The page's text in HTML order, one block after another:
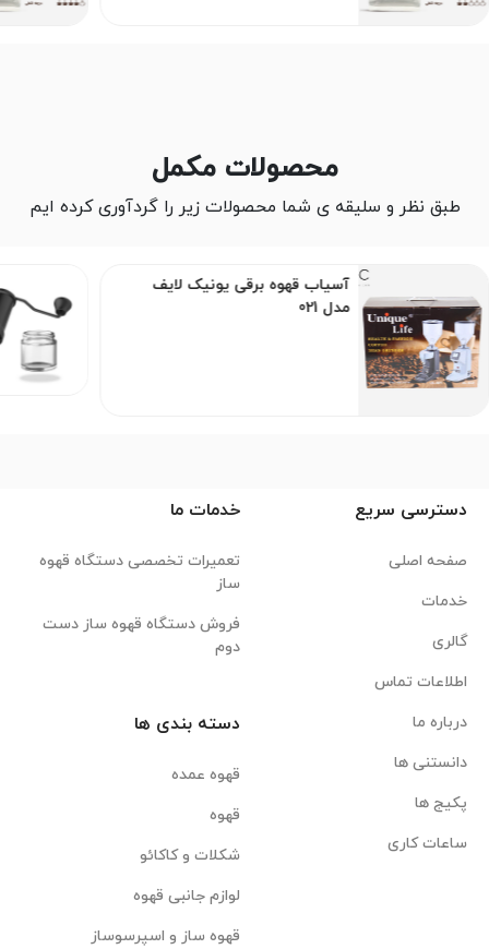
محصولات مکمل
طبق نظر و سلیقه ی شما محصولات زیر را گردآوری کرده ایم
آسیاب قهوه برقی یونیک لایف
مدل 021
دسترسی سریع
صفحه اصلی
خدمات
گالری
اطلاعات تماس
درباره ما
دانستنی ها
پکیج ها
ساعات کاری
خدمات ما
تعمیرات تخصصی دستگاه قهوه
ساز
فروش دستگاه قهوه ساز دست
دوم
دسته بندی ها
قهوه عمده
قهوه
شکلات و کاکائو
لوازم جانبی قهوه
قهوه ساز و اسپرسوساز